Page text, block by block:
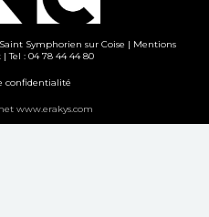
Symphorien sur Coise | Mentions
| Tel : 04 78 44 44 80
confidentialité
www.erakys.com